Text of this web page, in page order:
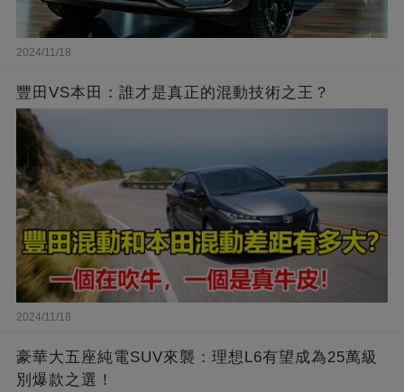
2024/11/18
豐田VS本田：誰才是真正的混動技術之王？
2024/11/18
豪華大五座純電SUV來襲：理想L6有望成為25萬級
別爆款之選！